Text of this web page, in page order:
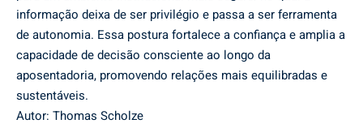
informação deixa de ser privilégio e passa a ser ferramenta
de autonomia. Essa postura fortalece a confiança e amplia a
capacidade de decisão consciente ao longo da
aposentadoria, promovendo relações mais equilibradas e
sustentáveis.
Autor: Thomas Scholze